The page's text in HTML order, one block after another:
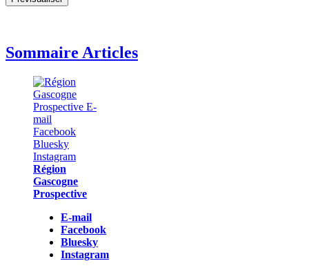
Sommaire Articles
Région
Gascogne
Prospective
E-mail
Facebook
Bluesky
Instagram